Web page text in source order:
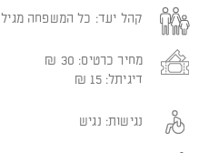
קהל יעד: כל המשפחה מגיל 3
מחיר כרטיס:
₪
דיגיתל: 15
₪
נגישות: נגיש